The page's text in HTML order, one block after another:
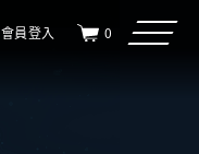
會員登入 0